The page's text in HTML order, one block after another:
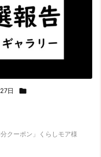
日 
クーポン」くらしモア様